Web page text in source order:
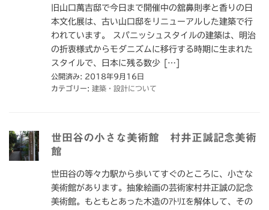
旧山口萬吉邸で今日まで開催中の舘鼻則孝と香りの日
本文化展は、古い山口邸をリニューアルした建築で行
われています。 スパニッシュスタイルの建築は、明治
の折衷様式からモダニズムに移行する時期に生まれた
スタイルで、日本に残る数少 […]
公開済み: 2018年9月16日
カテゴリー: 建築・設計について
世田谷の小さな美術館 村井正誠記念美術
館
世田谷の等々力駅から歩いてすぐのところに、小さな
美術館があります。抽象絵画の芸術家村井正誠の記念
美術館。もともとあった木造のｱﾄﾘｴを解体して、その